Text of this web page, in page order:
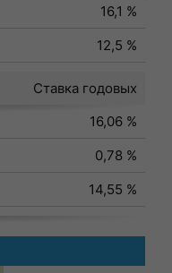
16,1 %
12,5 %
Ставка годовых
16,06 %
0,78 %
14,55 %